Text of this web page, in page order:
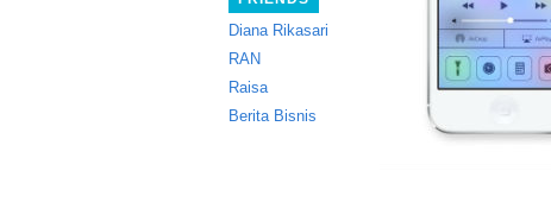
Diana Rikasari
RAN
Raisa
Berita Bisnis